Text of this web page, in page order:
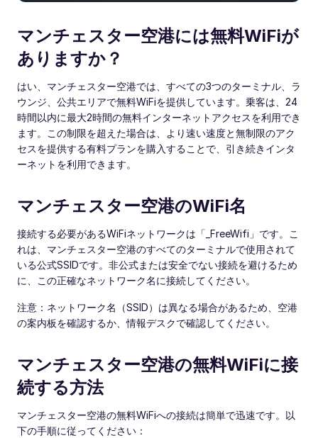
マンチェスター空港には無料WiFiが
ありますか？
はい、マンチェスター空港では、すべての3つのターミナル、ラ
ウンジ、公共エリアで無料WiFiを提供しています。乗客は、24
時間以内に最大2時間の無料インターネットアクセスを利用でき
ます。この制限を超えた場合は、より速い速度と無制限のアク
セスを提供する有料プランを購入することで、引き続きインタ
ーネットを利用できます。
マンチェスター空港のWiFi名
接続する必要があるWiFiネットワークは「_FreeWifi」です。こ
れは、マンチェスター空港のすべてのターミナルで使用されて
いる公式SSIDです。非公式または安全でない接続を避けるため
に、この正確なネットワーク名に接続してください。
注意：ネットワーク名（SSID）は異なる場合があるため、空港
の案内板を確認するか、情報デスクで確認してください。
マンチェスター空港の無料WiFiに接
続する方法
マンチェスター空港の無料WiFiへの接続は簡単で迅速です。以
下の手順に従ってください：